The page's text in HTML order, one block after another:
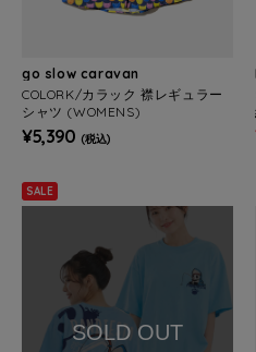
go slow caravan
COLORK/カラック 襟レギュラー
シャツ (WOMENS)
¥5,390 (税込)
SALE
SOLD OUT